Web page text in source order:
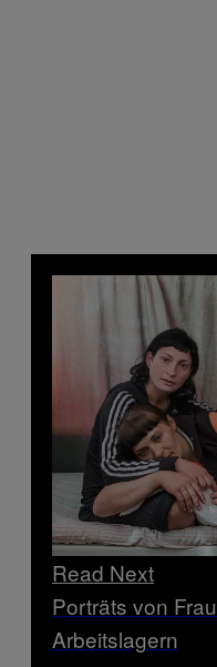
Read Next
Porträts von
Arbeitslagern